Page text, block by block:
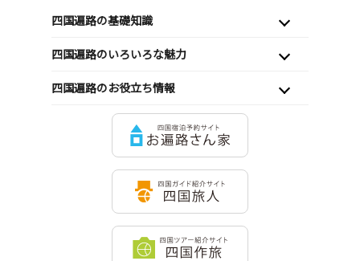
四国遍路の基礎知識
四国遍路のいろいろな魅力
四国遍路のお役立ち情報